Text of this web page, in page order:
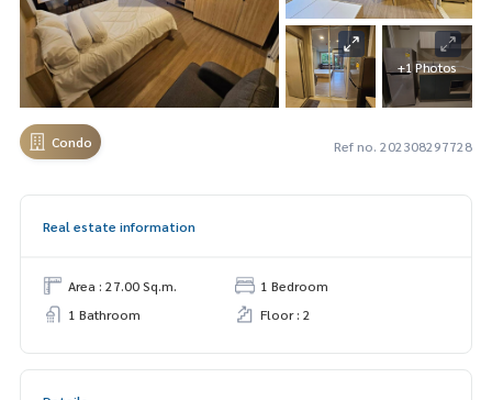
+1 Photos
Condo Ref no. 202308297728
Real estate information
Area : 27.00 Sq.m.
1 Bedroom
1 Bathroom
Floor : 2